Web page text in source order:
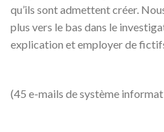
qu’ils sont admettent créer.
plus vers le bas dans le
explication et employer de
(45 e-mails de système